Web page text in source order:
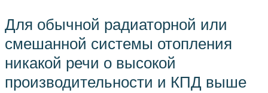
Для обычной радиаторной или
смешанной системы отопления
никакой речи о высокой
производительности и КПД выше